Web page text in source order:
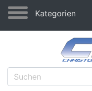
Kategorien